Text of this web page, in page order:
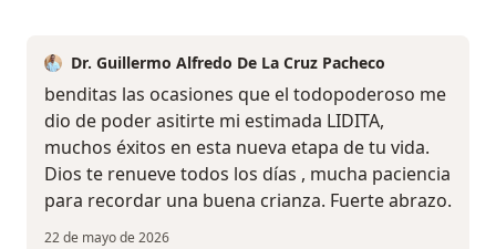
Dr. Guillermo Alfredo De La Cruz Pacheco
benditas las ocasiones que el todopoderoso me
dio de poder asitirte mi estimada LIDITA,
muchos éxitos en esta nueva etapa de tu vida.
Dios te renueve todos los días , mucha paciencia
para recordar una buena crianza. Fuerte abrazo.
22 de mayo de 2026